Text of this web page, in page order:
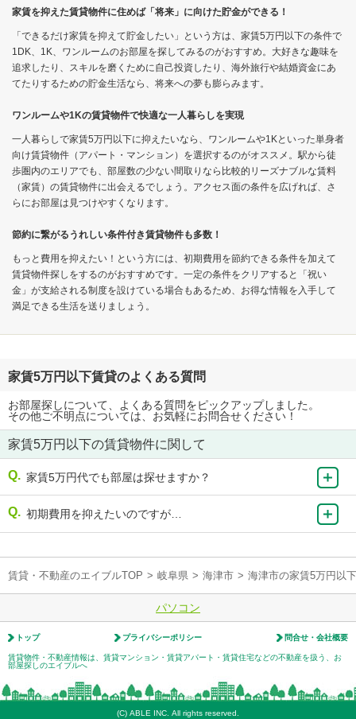
家賃を抑えた賃貸物件に住めば「将来」に向けた貯金ができる！
「できるだけ家賃を抑えて貯金したい」という方は、家賃5万円以下の条件で
1DK、1K、ワンルームのお部屋を探してみるのがおすすめ。大好きな趣味を
追求したり、スキルを磨くために自己投資したり、海外旅行や結婚資金にあ
てたりするための貯金生活なら、将来への夢も膨らみます。
ワンルームや1Kの賃貸物件で快適な一人暮らしを実現
一人暮らしで家賃5万円以下に抑えたいなら、ワンルームや1Kといった単身者
向け賃貸物件（アパート・マンション）を選択するのがオススメ。駅から徒
歩圏内のエリアでも、部屋数の少ない間取りなら比較的リーズナブルな賃料
（家賃）の賃貸物件に出会えるでしょう。アクセス面の条件を広げれば、さ
らにお部屋は見つけやすくなります。
節約に繋がるうれしい条件付き賃貸物件も多数！
もっと費用を抑えたい！という方には、初期費用を節約できる条件を加えて
賃貸物件探しをするのがおすすめです。一定の条件をクリアすると「祝い
金」が支給される制度を設けている場合もあるため、お得な情報を入手して
満足できる生活を送りましょう。
家賃5万円以下賃貸のよくある質問
お部屋探しについて、よくある質問をピックアップしました。
その他ご不明点については、お気軽にお問合せください！
家賃5万円以下の賃貸物件に関して
家賃5万円代でも部屋は探せますか？
初期費用を抑えたいのですが…
賃貸・不動産のエイブルTOP > 岐阜県 > 海津市 > 海津市の家賃5万円以
パソコン
トップ プライバシーポリシー 問合せ・会社概要
賃貸物件・不動産情報は、賃貸マンション・賃貸アパート・賃貸住宅などの不動産を扱う、お
部屋探しのエイブルへ
(C) ABLE INC. All rights reserved.